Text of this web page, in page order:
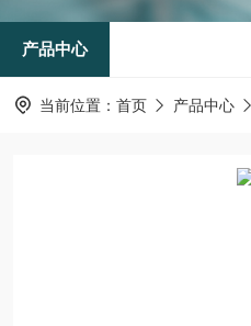
产品中心
当前位置： 首页 产品中心